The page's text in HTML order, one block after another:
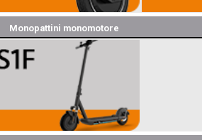
Monopattini monomotore